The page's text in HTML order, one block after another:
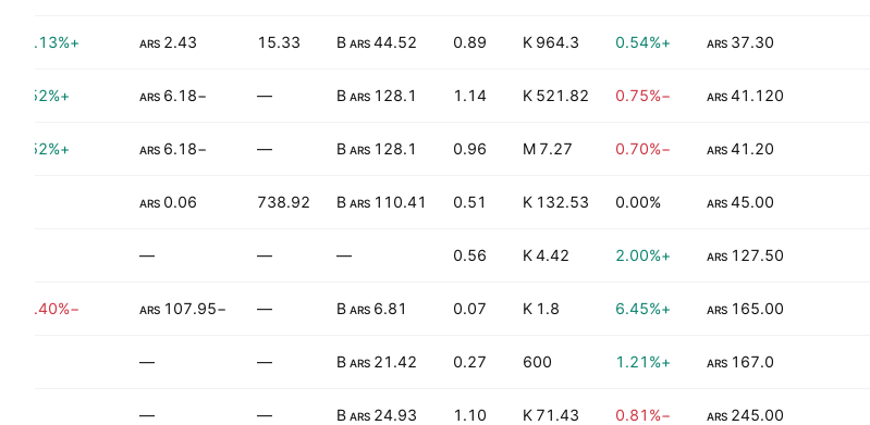
37.30
ARS
+0.54%
964.3 K
0.89
44.52 B
ARS
15.33
2.43
ARS
+179.13%
41.120
ARS
−0.75%
521.82 K
1.14
128.1 B
ARS
—
−6.18
ARS
+31.52%
41.20
ARS
−0.70%
7.27 M
0.96
128.1 B
ARS
—
−6.18
ARS
+31.52%
45.00
ARS
0.00%
132.53 K
0.51
110.41 B
ARS
738.92
0.06
ARS
127.50
ARS
+2.00%
4.42 K
0.56
—
—
—
165.00
ARS
+6.45%
1.8 K
0.07
6.81 B
ARS
—
−107.95
ARS
−224.40%
167.0
ARS
+1.21%
600
0.27
21.42 B
ARS
—
—
245.00
ARS
−0.81%
71.43 K
1.10
24.93 B
ARS
—
—